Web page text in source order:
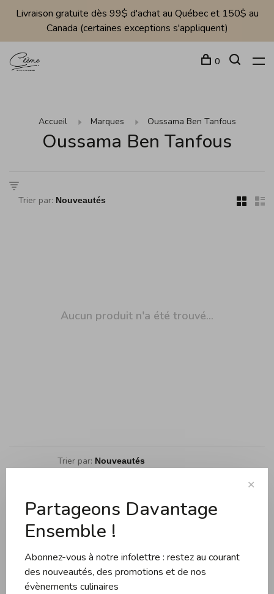
Livraison gratuite dès 99$ d'achat au Québec et 150$ au
Canada (certaines exceptions s'appliquent)
0
Accueil Marques Oussama Ben Tanfous
Oussama Ben Tanfous
Trier par:
Aucun produit n'a été trouvé...
Trier par:
Cuisson
Couteaux et planches
Pâtisserie
✕
Partageons Davantage
Ensemble !
Abonnez-vous à notre infolettre : restez au courant
des nouveautés, des promotions et de nos
évènements culinaires